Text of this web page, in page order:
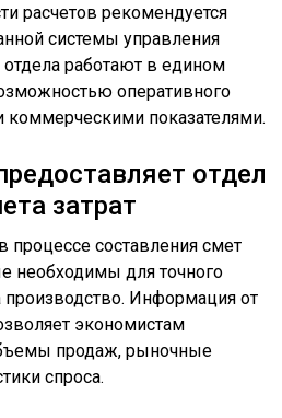
расчетов рекомендуется
системы управления
работают в едином
оперативного
показателями.
отдел
затрат
процессе составления смет
необходимы для точного
производство. Информация от
экономистам
продаж, рыночные
спроса.